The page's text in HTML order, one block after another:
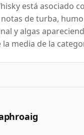
está asociado
de turba,
y algas
media de la